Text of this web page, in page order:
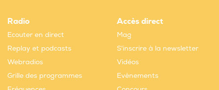
Radio
Ecouter en direct
Replay et podcasts
Webradios
Grille des programmes
Accès direct
Mag
S'inscrire à la newsletter
Vidéos
Evènements